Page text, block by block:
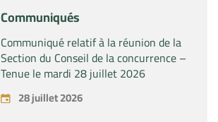
Communiqués
Communiqué relatif à la réunion de la
Section du Conseil de la concurrence –
Tenue le mardi 28 juillet 2026
28 juillet 2026